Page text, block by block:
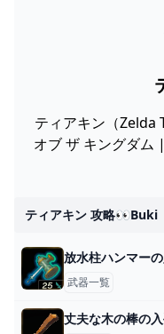
ティアキン（Zelda
オブ ザ キングダム
ティアキン 攻略👀buki
放水柱ハンマー
武器一覧
丈夫な木の棒の